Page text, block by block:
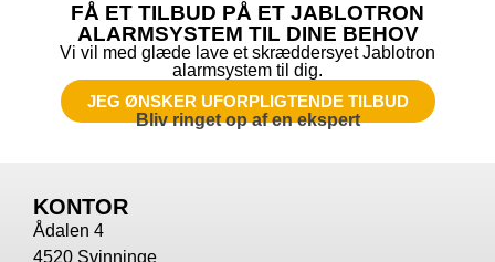
FÅ ET TILBUD PÅ ET JABLOTRON
ALARMSYSTEM TIL DINE BEHOV
Vi vil med glæde lave et skræddersyet Jablotron
alarmsystem til dig.
JEG ØNSKER UFORPLIGTENDE TILBUD
Bliv ringet op af en ekspert
KONTOR
Ådalen 4
4520 Svinninge